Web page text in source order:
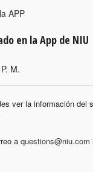
APP
en la App de NIU
M.
ver la información
a questions@niu.com